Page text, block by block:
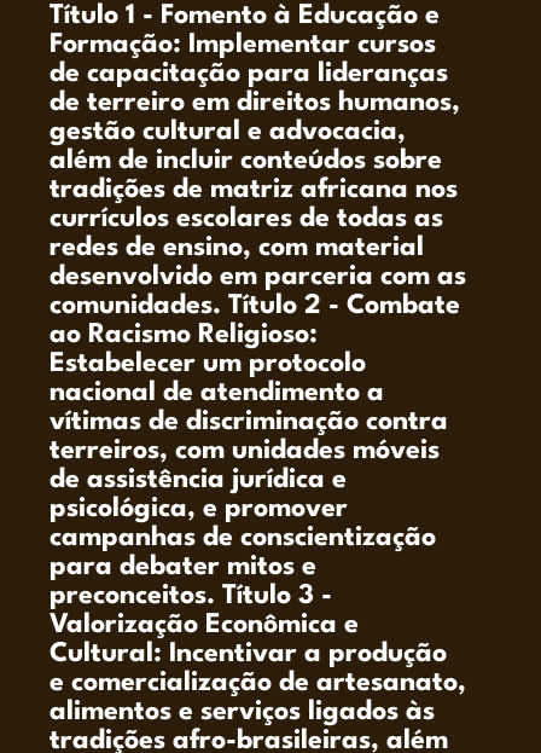
Título 1 - Fomento à Educação e
Formação: Implementar cursos
de capacitação para lideranças
de terreiro em direitos humanos,
gestão cultural e advocacia,
além de incluir conteúdos sobre
tradições de matriz africana nos
currículos escolares de todas as
redes de ensino, com material
desenvolvido em parceria com as
comunidades. Título 2 - Combate
ao Racismo Religioso:
Estabelecer um protocolo
nacional de atendimento a
vítimas de discriminação contra
terreiros, com unidades móveis
de assistência jurídica e
psicológica, e promover
campanhas de conscientização
para debater mitos e
preconceitos. Título 3 -
Valorização Econômica e
Cultural: Incentivar a produção
e comercialização de artesanato,
alimentos e serviços ligados às
tradições afro-brasileiras, além